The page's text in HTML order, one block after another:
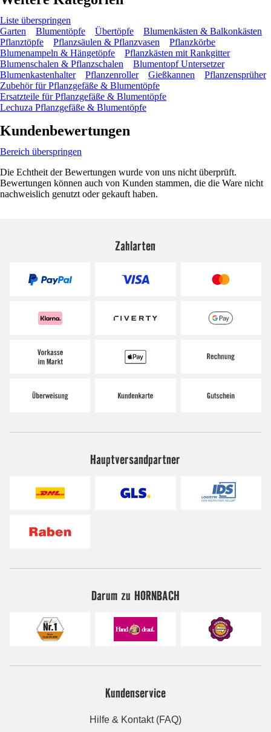
Liste überspringen
Garten
Blumentöpfe Übertöpfe
Blumenkästen & Balkonkästen
Pflanztöpfe
Pflanzsäulen & Pflanzvasen
Pflanzkörbe
Blumenampeln & Hängetöpfe
Pflanzkästen mit Rankgitter
Blumenschalen & Pflanzschalen
Blumentopf Untersetzer
Blumenkastenhalter
Pflanzenroller Gießkannen
Pflanzensprüher
Zubehör für Pflanzgefäße & Blumentöpfe
Ersatzteile für Pflanzgefäße & Blumentöpfe
Lechuza Pflanzgefäße & Blumentöpfe
Kundenbewertungen
Bereich überspringen
Die Echtheit der Bewertungen wurde von uns nicht überprüft.
Bewertungen können auch von Kunden stammen, die die Ware nicht
nachweislich genutzt oder gekauft haben.
Zahlarten
Hauptversandpartner
Darum zu HORNBACH
Kundenservice
Hilfe & Kontakt (FAQ)